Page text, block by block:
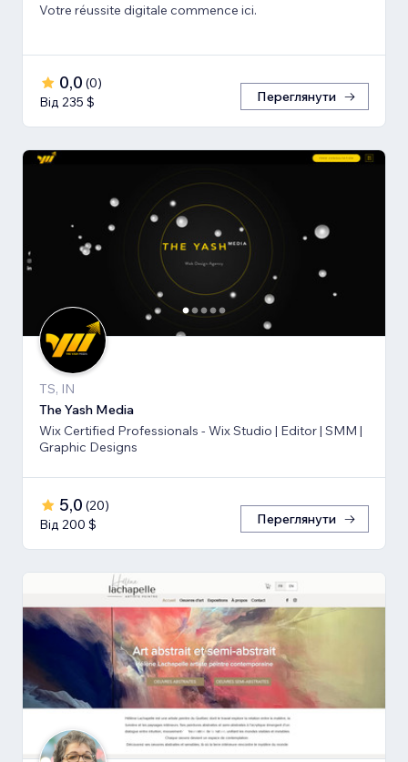
Votre réussite digitale commence ici.
0,0 (0)
Від 235 $
Переглянути
TS, IN
The Yash Media
Wix Certified Professionals - Wix Studio | Editor | SMM |
Graphic Designs
5,0 (20)
Від 200 $
Переглянути